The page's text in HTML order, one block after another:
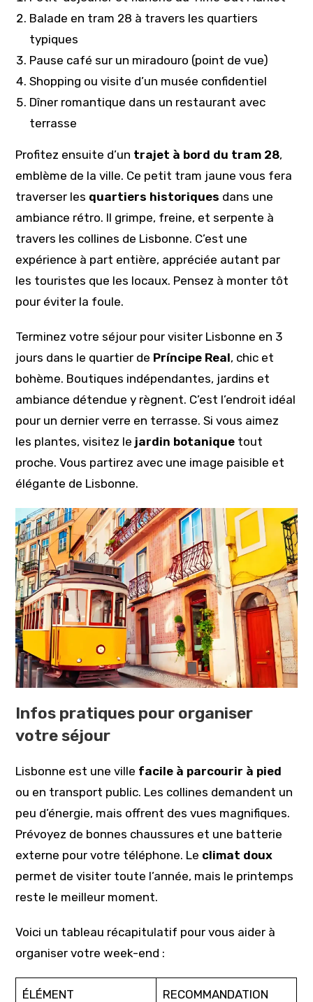
Balade en tram 28 à travers les quartiers
typiques
Pause café sur un miradouro (point de vue)
Shopping ou visite d’un musée confidentiel
Dîner romantique dans un restaurant avec
terrasse
Profitez ensuite d’un trajet à bord du tram 28,
emblème de la ville. Ce petit tram jaune vous fera
traverser les quartiers historiques dans une
ambiance rétro. Il grimpe, freine, et serpente à
travers les collines de Lisbonne. C’est une
expérience à part entière, appréciée autant par
les touristes que les locaux. Pensez à monter tôt
pour éviter la foule.
Terminez votre séjour pour visiter Lisbonne en 3
jours dans le quartier de Príncipe Real, chic et
bohème. Boutiques indépendantes, jardins et
ambiance détendue y règnent. C’est l’endroit idéal
pour un dernier verre en terrasse. Si vous aimez
les plantes, visitez le jardin botanique tout
proche. Vous partirez avec une image paisible et
élégante de Lisbonne.
Infos pratiques pour organiser
votre séjour
Lisbonne est une ville facile à parcourir à pied
ou en transport public. Les collines demandent un
peu d’énergie, mais offrent des vues magnifiques.
Prévoyez de bonnes chaussures et une batterie
externe pour votre téléphone. Le climat doux
permet de visiter toute l’année, mais le printemps
reste le meilleur moment.
Voici un tableau récapitulatif pour vous aider à
organiser votre week-end :
ÉLÉMENT RECOMMANDATION